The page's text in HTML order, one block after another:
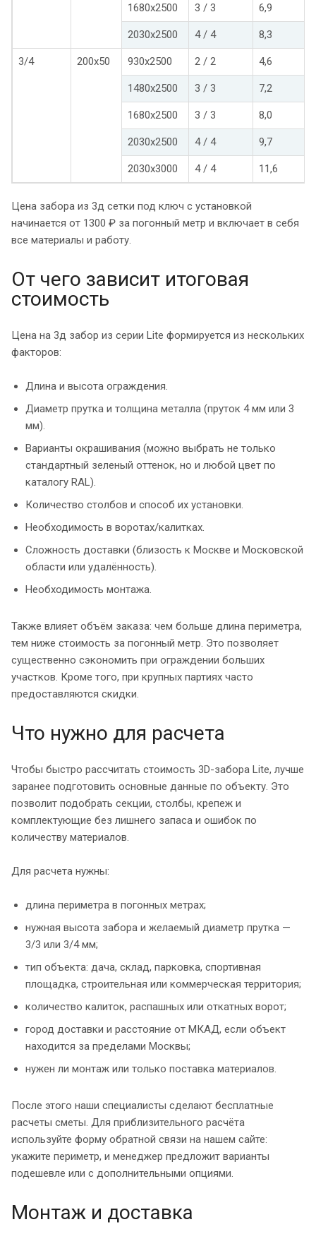
1680х2500 3 / 3 6,9
2030х2500 4 / 4 8,3
3/4 200х50 930х2500 2 / 2 4,6
1480х2500 3 / 3 7,2
1680х2500 3 / 3 8,0
2030х2500 4 / 4 9,7
2030х3000 4 / 4 11,6
Цена забора из 3д сетки под ключ с установкой
начинается от 1300 ₽ за погонный метр и включает в себя
все материалы и работу.
От чего зависит итоговая
стоимость
Цена на 3д забор из серии Lite формируется из нескольких
факторов:
Длина и высота ограждения.
Диаметр прутка и толщина металла (пруток 4 мм или 3
мм).
Варианты окрашивания (можно выбрать не только
стандартный зеленый оттенок, но и любой цвет по
каталогу RAL).
Количество столбов и способ их установки.
Необходимость в воротах/калитках.
Сложность доставки (близость к Москве и Московской
области или удалённость).
Необходимость монтажа.
Также влияет объём заказа: чем больше длина периметра,
тем ниже стоимость за погонный метр. Это позволяет
существенно сэкономить при ограждении больших
участков. Кроме того, при крупных партиях часто
предоставляются скидки.
Что нужно для расчета
Чтобы быстро рассчитать стоимость 3D-забора Lite, лучше
заранее подготовить основные данные по объекту. Это
позволит подобрать секции, столбы, крепеж и
комплектующие без лишнего запаса и ошибок по
количеству материалов.
Для расчета нужны:
длина периметра в погонных метрах;
нужная высота забора и желаемый диаметр прутка —
3/3 или 3/4 мм;
тип объекта: дача, склад, парковка, спортивная
площадка, строительная или коммерческая территория;
количество калиток, распашных или откатных ворот;
город доставки и расстояние от МКАД, если объект
находится за пределами Москвы;
нужен ли монтаж или только поставка материалов.
После этого наши специалисты сделают бесплатные
расчеты сметы. Для приблизительного расчёта
используйте форму обратной связи на нашем сайте:
укажите периметр, и менеджер предложит варианты
подешевле или с дополнительными опциями.
Монтаж и доставка